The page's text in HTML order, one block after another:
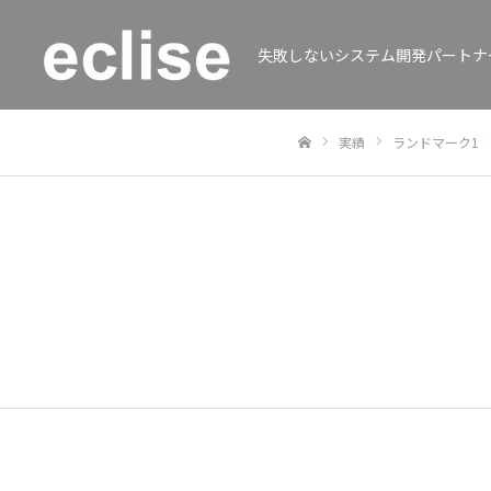
失敗しないシステム開発パート
実績 ランドマーク1